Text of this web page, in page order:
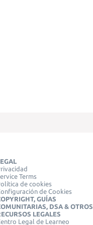
Terms
de cookies
de Cookies
GUÍAS
DSA & OTROS
LEGALES
Legal de Learneo